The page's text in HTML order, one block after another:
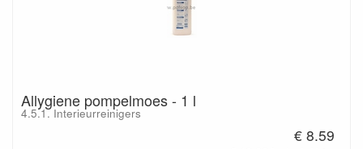
Allygiene pompelmoes - 1 l
4.5.1. Interieurreinigers
€ 8.59